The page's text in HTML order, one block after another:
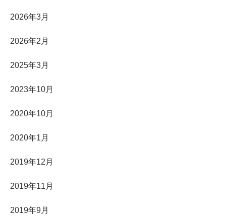
2026年3月
2026年2月
2025年3月
2023年10月
2020年10月
2020年1月
2019年12月
2019年11月
2019年9月